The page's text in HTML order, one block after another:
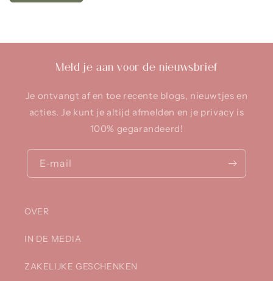
Meld je aan voor de nieuwsbrief
Je ontvangt af en toe recente blogs, nieuwtjes en
acties. Je kunt je altijd afmelden en je privacy is
100% gegarandeerd!
E‑mail
OVER
IN DE MEDIA
ZAKELIJKE GESCHENKEN